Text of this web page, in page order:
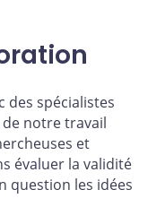
des spécialistes
notre travail
et
évaluer la validité
question les idées